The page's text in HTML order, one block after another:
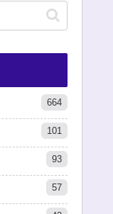
664
101
93
57